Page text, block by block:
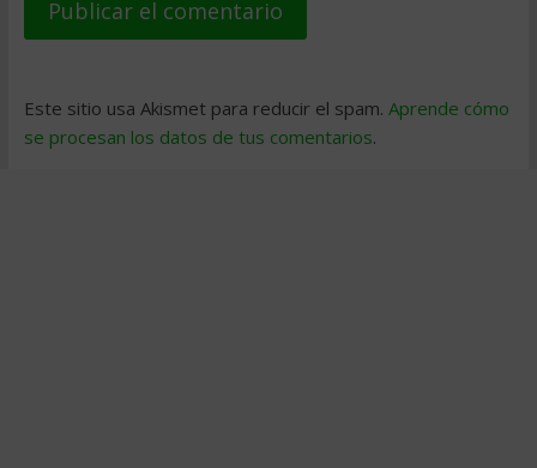
Este sitio usa Akismet para reducir el spam. Aprende cómo
se procesan los datos de tus comentarios.